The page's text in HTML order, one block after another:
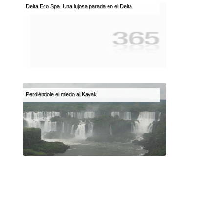
Delta Eco Spa. Una lujosa parada en el Delta
Perdiéndole el miedo al Kayak